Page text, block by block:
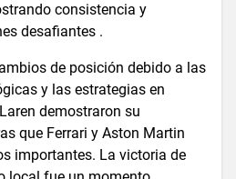
consistencia y
desafiantes ​.
de posición debido a las
y las estrategias en
demostraron su
que Ferrari y Aston Martin
importantes. La victoria de